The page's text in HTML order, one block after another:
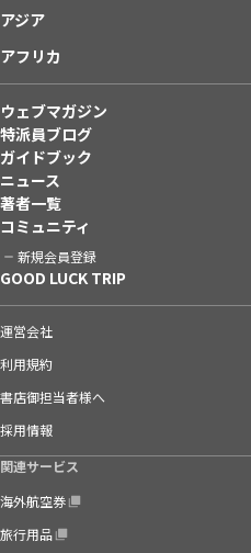
アジア
アフリカ
ウェブマガジン
特派員ブログ
ガイドブック
ニュース
著者一覧
コミュニティ
新規会員登録
GOOD LUCK TRIP
運営会社
利用規約
書店御担当者様へ
採用情報
関連サービス
海外航空券
旅行用品